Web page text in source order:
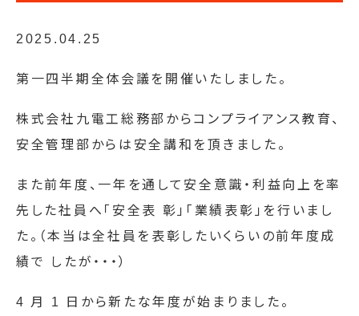
2025.04.25
第一四半期全体会議を開催いたしました。
株式会社九電工総務部からコンプライアンス教育、
安全管理部からは安全講和を頂きました。
また前年度、一年を通して安全意識・利益向上を率
先した社員へ「安全表 彰」「業績表彰」を行いまし
た。（本当は全社員を表彰したいくらいの前年度成
績で したが・・・）
4 月 1 日から新たな年度が始まりました。